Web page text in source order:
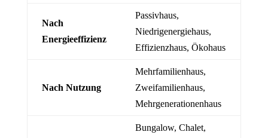
Nach
Energieeffizienz
Passivhaus,
Niedrigenergiehaus,
Effizienzhaus, Ökohaus
Nach Nutzung
Mehrfamilienhaus,
Zweifamilienhaus,
Mehrgenerationenhaus
Bungalow, Chalet,